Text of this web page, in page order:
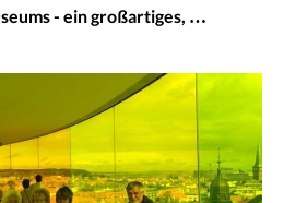
- ein großartiges, …